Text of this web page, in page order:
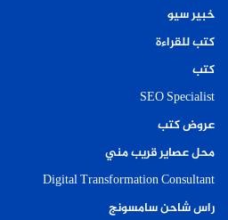
خبير سيو
كتب للقراءة
كتب
SEO Specialist
عروض كتب
محل عصاير قريب مني
Digital Transformation Consultant
راس شاحن سامسونج